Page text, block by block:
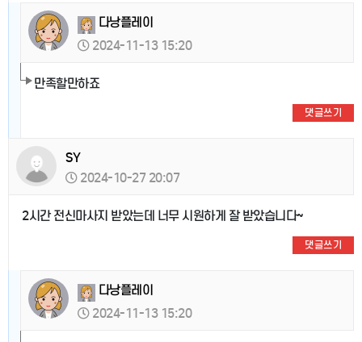
다낭플레이
2024-11-13 15:20
만족할만하죠
댓글쓰기
SY
2024-10-27 20:07
2시간 전신마사지 받았는데 너무 시원하게 잘 받았습니다~
댓글쓰기
다낭플레이
2024-11-13 15:20